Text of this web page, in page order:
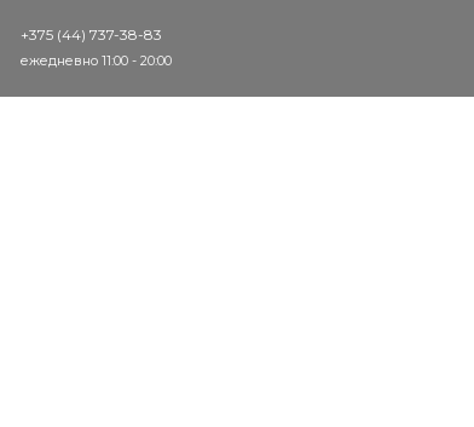
ежедневно 11:00 - 20:00
+375 (44) 737-38-83